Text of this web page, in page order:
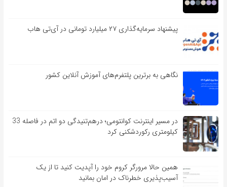
پیشنهاد سرمایه‌گذاری ۲۷ میلیارد تومانی در آی‌تی هاب
نگاهی به برترین پلتفرم‌های آموزش آنلاین کشور
در مسیر اینترنت کوانتومی؛ درهم‌تنیدگی دو اتم در فاصله 33
کیلومتری رکوردشکنی کرد
همین حالا مرورگر کروم خود را آپدیت کنید تا از یک
آسیب‌‌‌‌پذیری خطرناک در امان بمانید